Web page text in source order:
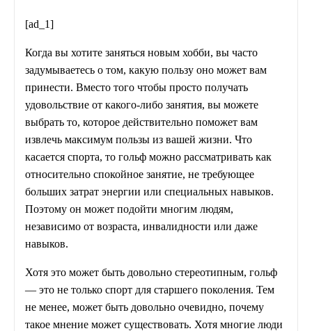
[ad_1]
Когда вы хотите заняться новым хобби, вы часто
задумываетесь о том, какую пользу оно может вам
принести. Вместо того чтобы просто получать
удовольствие от какого-либо занятия, вы можете
выбрать то, которое действительно поможет вам
извлечь максимум пользы из вашей жизни. Что
касается спорта, то гольф можно рассматривать как
относительно спокойное занятие, не требующее
больших затрат энергии или специальных навыков.
Поэтому он может подойти многим людям,
независимо от возраста, инвалидности или даже
навыков.
Хотя это может быть довольно стереотипным, гольф
— это не только спорт для старшего поколения. Тем
не менее, может быть довольно очевидно, почему
такое мнение может существовать. Хотя многие люди